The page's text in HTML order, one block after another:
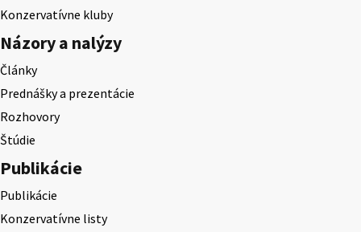
Konzervatívne kluby
Názory a nalýzy
Články
Prednášky a prezentácie
Rozhovory
Štúdie
Publikácie
Publikácie
Konzervatívne listy